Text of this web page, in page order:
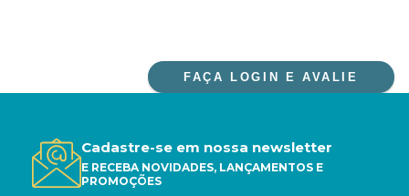
FAÇA LOGIN E AVALIE
Cadastre-se em nossa newsletter
E RECEBA NOVIDADES, LANÇAMENTOS E
PROMOÇÕES